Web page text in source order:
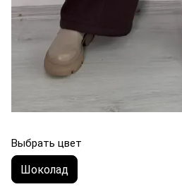
Выбрать цвет
Шоколад